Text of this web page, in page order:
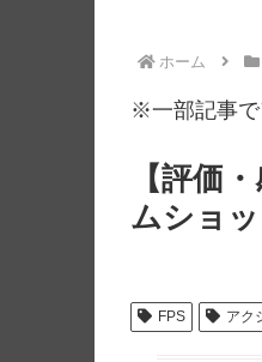
ホーム
※一部記事で
【評価
ムショ
FPS アク